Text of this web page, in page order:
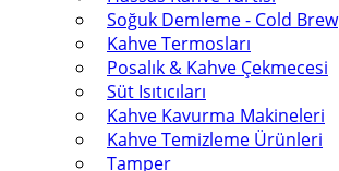
Soğuk Demleme - Cold Brew
Kahve Termosları
Posalık & Kahve Çekmecesi
Süt Isıtıcıları
Kahve Kavurma Makineleri
Kahve Temizleme Ürünleri
Tamper